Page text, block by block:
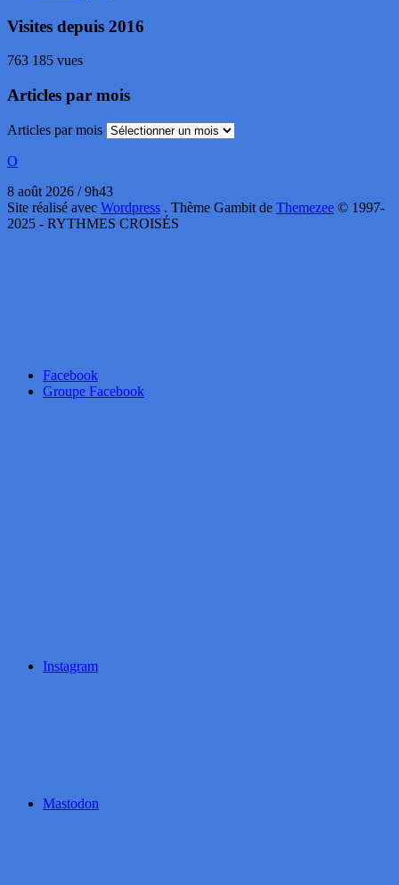
Visites depuis 2016
763 185 vues
Articles par mois
Articles par mois
O
8 août 2026 / 9h43
Site réalisé avec Wordpress . Thème Gambit de Themezee © 1997-
2025 - RYTHMES CROISÉS
Facebook
Groupe Facebook
Instagram
Mastodon